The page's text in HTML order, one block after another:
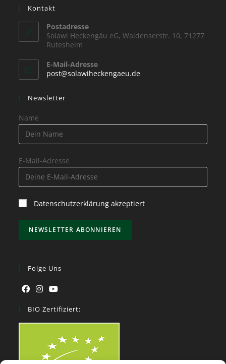
Kontakt
Postadresse
Solawi Heckengäu eG, Waldenserstr. 10, 71277
Rutesheim
E-Mail-Adresse
post@solawiheckengaeu.de
Newsletter
Name
E-Mail-Adresse
Datenschutzerklärung akzeptiert
Folge Uns
BIO Zertifiziert: